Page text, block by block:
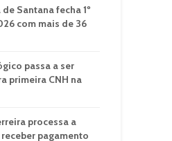
Santana fecha 1º
com mais de 36
passa a ser
primeira CNH na
processa a
pagamento